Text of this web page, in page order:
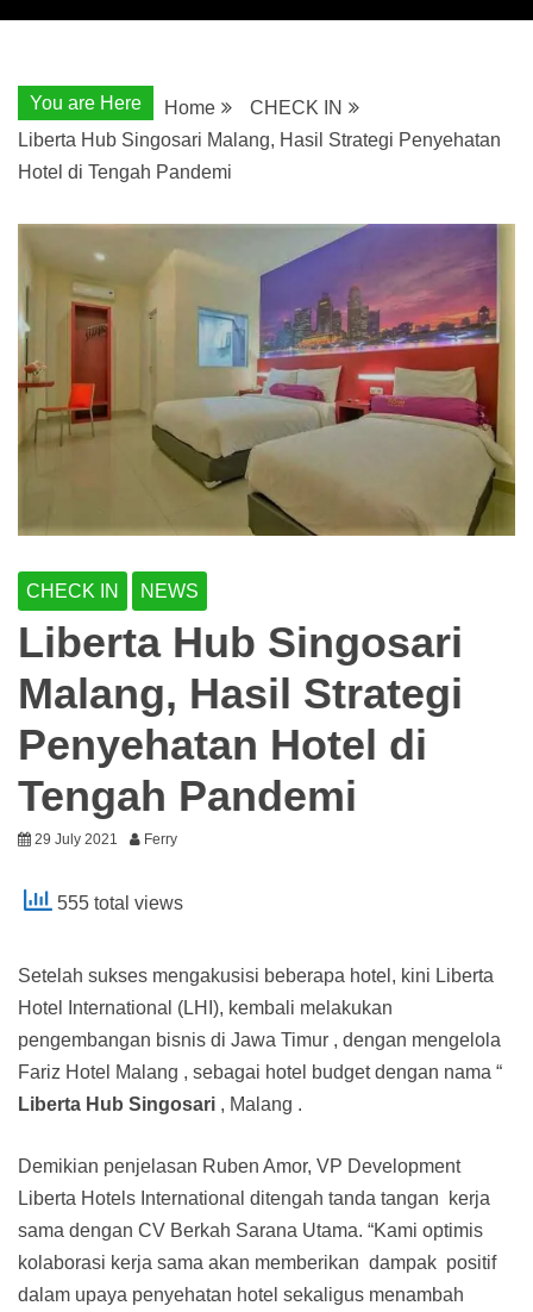
You are Here Home
CHECK IN
Liberta Hub Singosari Malang, Hasil Strategi Penyehatan
Hotel di Tengah Pandemi
CHECK IN NEWS
Liberta Hub Singosari
Malang, Hasil Strategi
Penyehatan Hotel di
Tengah Pandemi
29 July 2021 Ferry
555 total views
Setelah sukses mengakusisi beberapa hotel, kini Liberta
Hotel International (LHI), kembali melakukan
pengembangan bisnis di Jawa Timur , dengan mengelola
Fariz Hotel Malang , sebagai hotel budget dengan nama “
Liberta Hub Singosari , Malang .
Demikian penjelasan Ruben Amor, VP Development
Liberta Hotels International ditengah tanda tangan kerja
sama dengan CV Berkah Sarana Utama. “Kami optimis
kolaborasi kerja sama akan memberikan dampak positif
dalam upaya penyehatan hotel sekaligus menambah